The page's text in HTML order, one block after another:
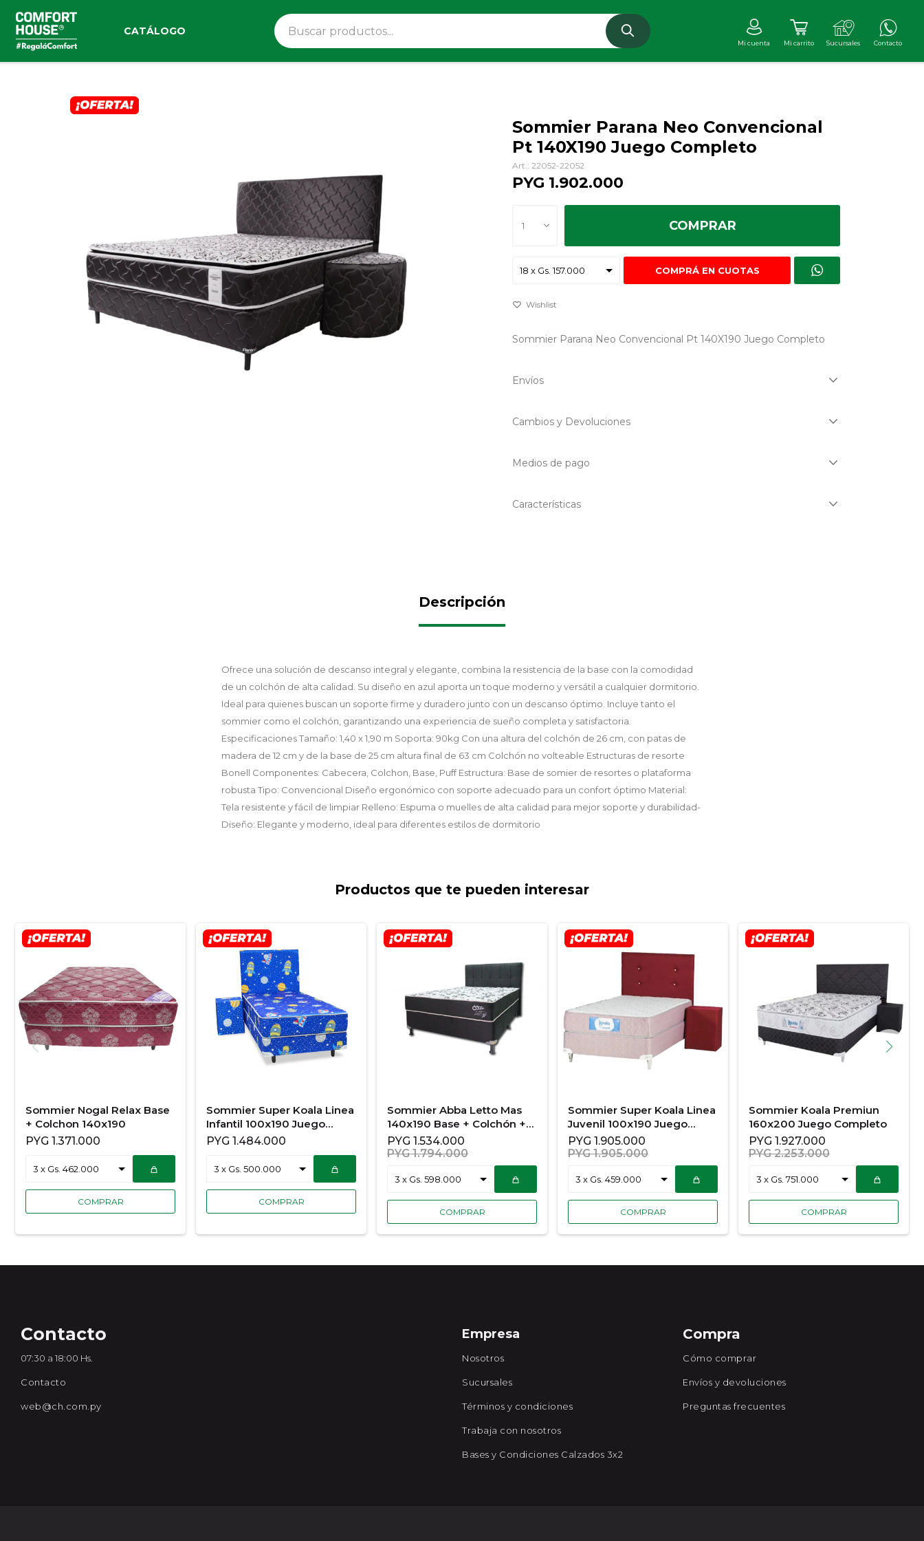
CATÁLOGO
Sommier Parana Neo Convencional
Pt 140X190 Juego Completo
22052-22052
PYG 1.902.000
1 COMPRAR
COMPRÁ EN CUOTAS
Sommier Parana Neo Convencional Pt 140X190 Juego Completo
Envíos
Cambios y Devoluciones
Medios de pago
Características
Descripción
Ofrece una solución de descanso integral y elegante, combina la resistencia de la base con la comodidad
de un colchón de alta calidad. Su diseño en azul aporta un toque moderno y versátil a cualquier dormitorio.
Ideal para quienes buscan un soporte firme y duradero junto con un descanso óptimo. Incluye tanto el
sommier como el colchón, garantizando una experiencia de sueño completa y satisfactoria.
Especificaciones Tamaño: 1,40 x 1,90 m Soporta: 90kg Con una altura del colchón de 26 cm, con patas de
madera de 12 cm y de la base de 25 cm altura final de 63 cm Colchón no volteable Estructuras de resorte
Bonell Componentes: Cabecera, Colchon, Base, Puff Estructura: Base de somier de resortes o plataforma
robusta Tipo: Convencional Diseño ergonómico con soporte adecuado para un confort óptimo Material:
Tela resistente y fácil de limpiar Relleno: Espuma o muelles de alta calidad para mejor soporte y durabilidad-
Diseño: Elegante y moderno, ideal para diferentes estilos de dormitorio
Productos que te pueden interesar
Sommier Nogal Relax Base
+ Colchon 140x190
PYG 1.371.000
Sommier Super Koala Linea
Infantil 100x190 Juego
Completo
PYG 1.484.000
Sommier Abba Letto Mas
140x190 Base + Colchón +
Cabecera
PYG 1.534.000
PYG 1.794.000
Sommier Super Koala Linea
Juvenil 100x190 Juego
Completo
PYG 1.905.000
PYG 1.905.000
Sommier Koala Premiun
160x200 Juego Completo
PYG 1.927.000
PYG 2.253.000
Contacto
07:30 a 18:00 Hs.
Contacto
web@ch.com.py
Empresa
Nosotros
Sucursales
Términos y condiciones
Trabaja con nosotros
Bases y Condiciones Calzados 3x2
Compra
Cómo comprar
Envíos y devoluciones
Preguntas frecuentes